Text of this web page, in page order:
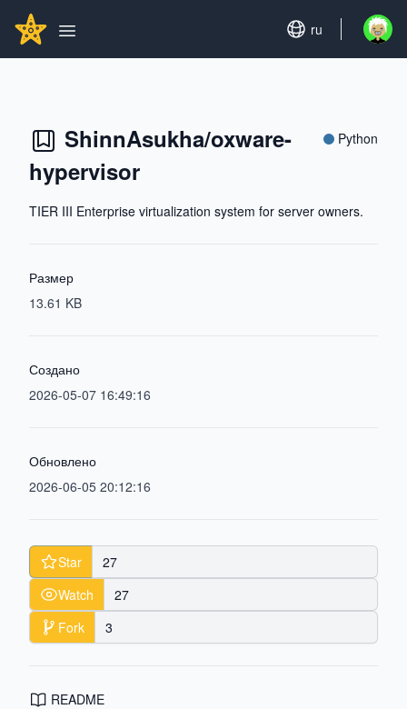
GITHUBSTAR
Open main menu
Set language
ru Open
ShinnAsukha/oxware-
hypervisor
Python
TIER III Enterprise virtualization system for server owners.
Размер
13.61 KB
Создано
2026-05-07 16:49:16
Обновлено
2026-06-05 20:12:16
Star
27
Watch
27
Fork
3
README